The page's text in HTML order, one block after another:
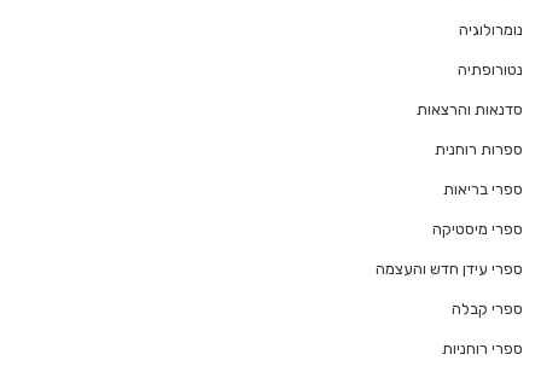
נומרולוגיה
נטורופתיה
סדנאות והרצאות
ספרות רוחנית
ספרי בריאות
ספרי מיסטיקה
ספרי עידן חדש והעצמה
ספרי קבלה
ספרי רוחניות